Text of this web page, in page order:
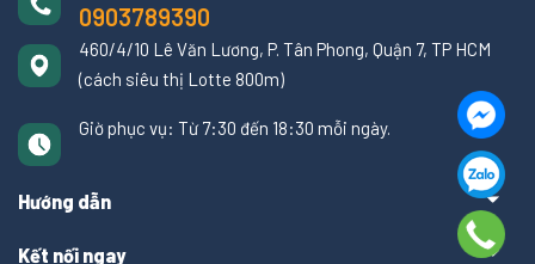
0903789390
460/4/10 Lê Văn Lương, P. Tân Phong, Quận 7, TP HCM
(cách siêu thị Lotte 800m)
Giờ phục vụ: Từ 7:30 đến 18:30 mỗi ngày.
Hướng dẫn
Kết nối ngay